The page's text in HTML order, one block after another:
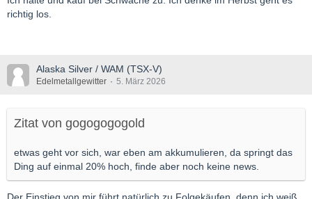
richtig los.
Alaska Silver / WAM (TSX-V)
Edelmetallgewitter 5. März 2026
Zitat von gogogogogold
etwas geht vor sich, war eben am akkumulieren, da springt das
Ding auf einmal 20% hoch, finde aber noch keine news.